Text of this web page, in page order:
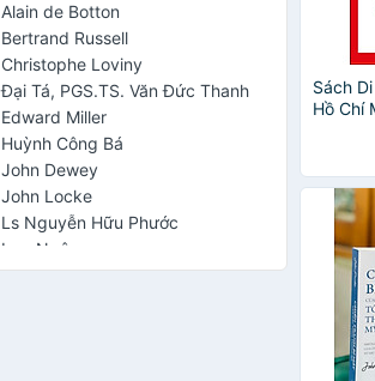
Alain de Botton
Bertrand Russell
Christophe Loviny
Đại Tá, PGS.TS. Văn Đức Thanh
Edward Miller
Huỳnh Công Bá
John Dewey
John Locke
Ls Nguyễn Hữu Phước
Lưu Ngôn
Nguyễn Ái Quốc
Sách
Hồ Chí